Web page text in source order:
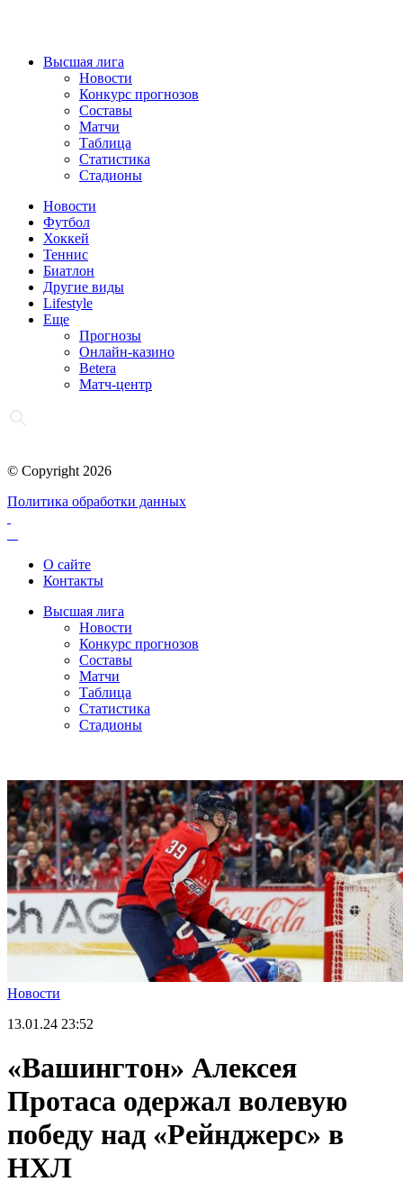
Высшая лига
Новости
Конкурс прогнозов
Составы
Матчи
Таблица
Статистика
Стадионы
Новости
Футбол
Хоккей
Теннис
Биатлон
Другие виды
Lifestyle
Еще
Прогнозы
Онлайн-казино
Betera
Матч-центр
© Copyright 2026
Политика обработки данных
О сайте
Контакты
Высшая лига
Новости
Конкурс прогнозов
Составы
Матчи
Таблица
Статистика
Стадионы
Новости
13.01.24 23:52
«Вашингтон» Алексея
Протаса одержал волевую
победу над «Рейнджерс» в
НХЛ